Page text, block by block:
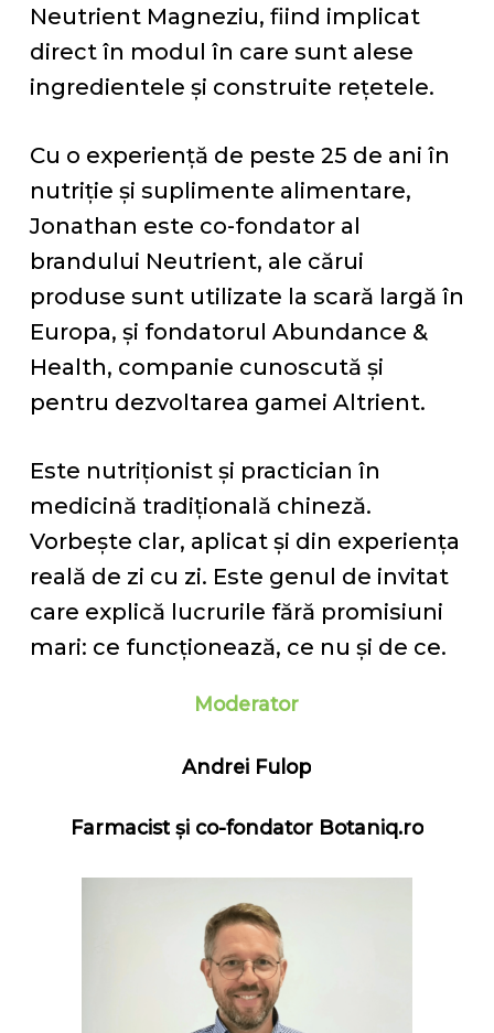
Neutrient Magneziu, fiind implicat
direct în modul în care sunt alese
ingredientele și construite rețetele.
Cu o experiență de peste 25 de ani în
nutriție și suplimente alimentare,
Jonathan este co-fondator al
brandului Neutrient, ale cărui
produse sunt utilizate la scară largă în
Europa, și fondatorul Abundance &
Health, companie cunoscută și
pentru dezvoltarea gamei Altrient.
Este nutriționist și practician în
medicină tradițională chineză.
Vorbește clar, aplicat și din experiența
reală de zi cu zi. Este genul de invitat
care explică lucrurile fără promisiuni
mari: ce funcționează, ce nu și de ce.
Moderator
Andrei Fulop
Farmacist și co-fondator Botaniq.ro